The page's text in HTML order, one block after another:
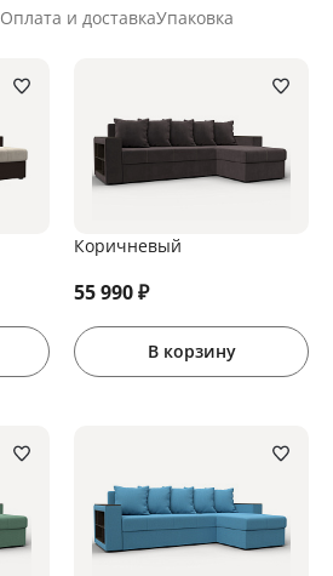
Оплата и доставкаУпаковка
Коричневый
55 990₽
В корзину